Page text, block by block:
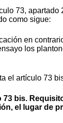
73, apartado
como sigue:
en
los
el artículo 73
73 bis.
el lugar de